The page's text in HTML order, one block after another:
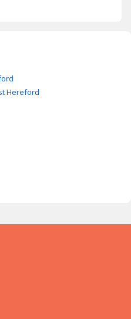
Hereford